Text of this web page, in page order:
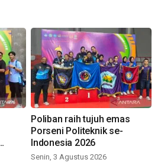
Poliban raih tujuh emas
Porseni Politeknik se-
Indonesia 2026
Senin, 3 Agustus 2026